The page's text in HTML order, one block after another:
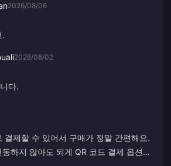
2026/08/06
.
2026/08/02
다.
결제할 수 있어서 구매가 정말 간편해요.
하지 않아도 되게 QR 코드 결제 옵션이